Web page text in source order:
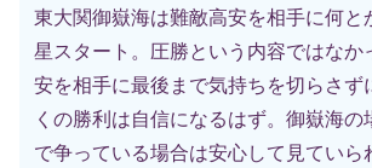
東大関御嶽海は難敵高安を相手に何と
星スタート。圧勝という内容ではなか
安を相手に最後まで気持ちを切らさず
くの勝利は自信になるはず。御嶽海の
で争っている場合は安心して見ていら